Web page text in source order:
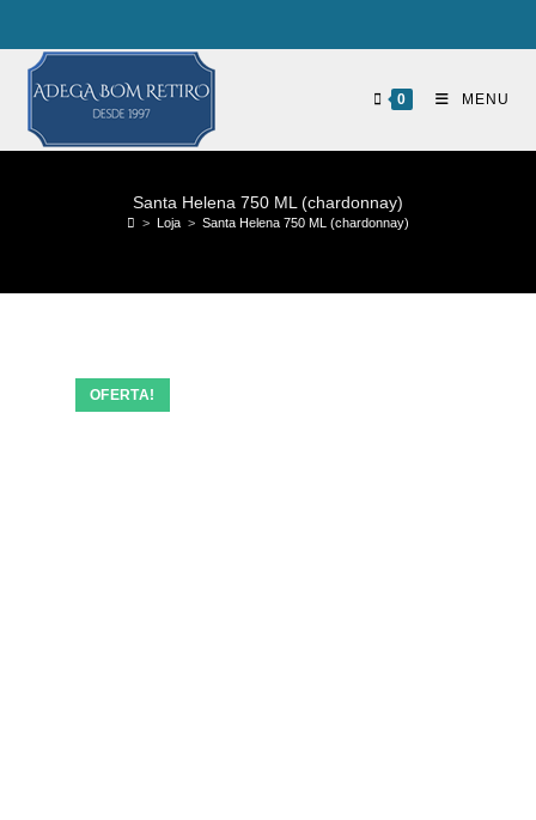
0 MENU
Santa Helena 750 ML (chardonnay)
> Loja > Santa Helena 750 ML (chardonnay)
OFERTA!